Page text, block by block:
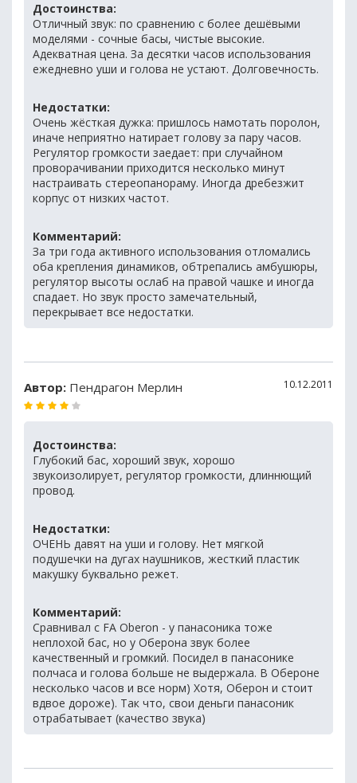
Достоинства:
Отличный звук: по сравнению с более дешёвыми
моделями - сочные басы, чистые высокие.
Адекватная цена. За десятки часов использования
ежедневно уши и голова не устают. Долговечность.
Недостатки:
Очень жёсткая дужка: пришлось намотать поролон,
иначе неприятно натирает голову за пару часов.
Регулятор громкости заедает: при случайном
проворачивании приходится несколько минут
настраивать стереопанораму. Иногда дребезжит
корпус от низких частот.
Комментарий:
За три года активного использования отломались
оба крепления динамиков, обтрепались амбушюры,
регулятор высоты ослаб на правой чашке и иногда
спадает. Но звук просто замечательный,
перекрывает все недостатки.
Автор: Пендрагон Мерлин 10.12.2011
Достоинства:
Глубокий бас, хороший звук, хорошо
звукоизолирует, регулятор громкости, длиннющий
провод.
Недостатки:
ОЧЕНЬ давят на уши и голову. Нет мягкой
подушечки на дугах наушников, жесткий пластик
макушку буквально режет.
Комментарий:
Сравнивал с FA Oberon - у панасоника тоже
неплохой бас, но у Оберона звук более
качественный и громкий. Посидел в панасонике
полчаса и голова больше не выдержала. В Обероне
несколько часов и все норм) Хотя, Оберон и стоит
вдвое дороже). Так что, свои деньги панасоник
отрабатывает (качество звука)